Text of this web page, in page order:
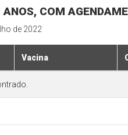
COM
de 2022
Vacina